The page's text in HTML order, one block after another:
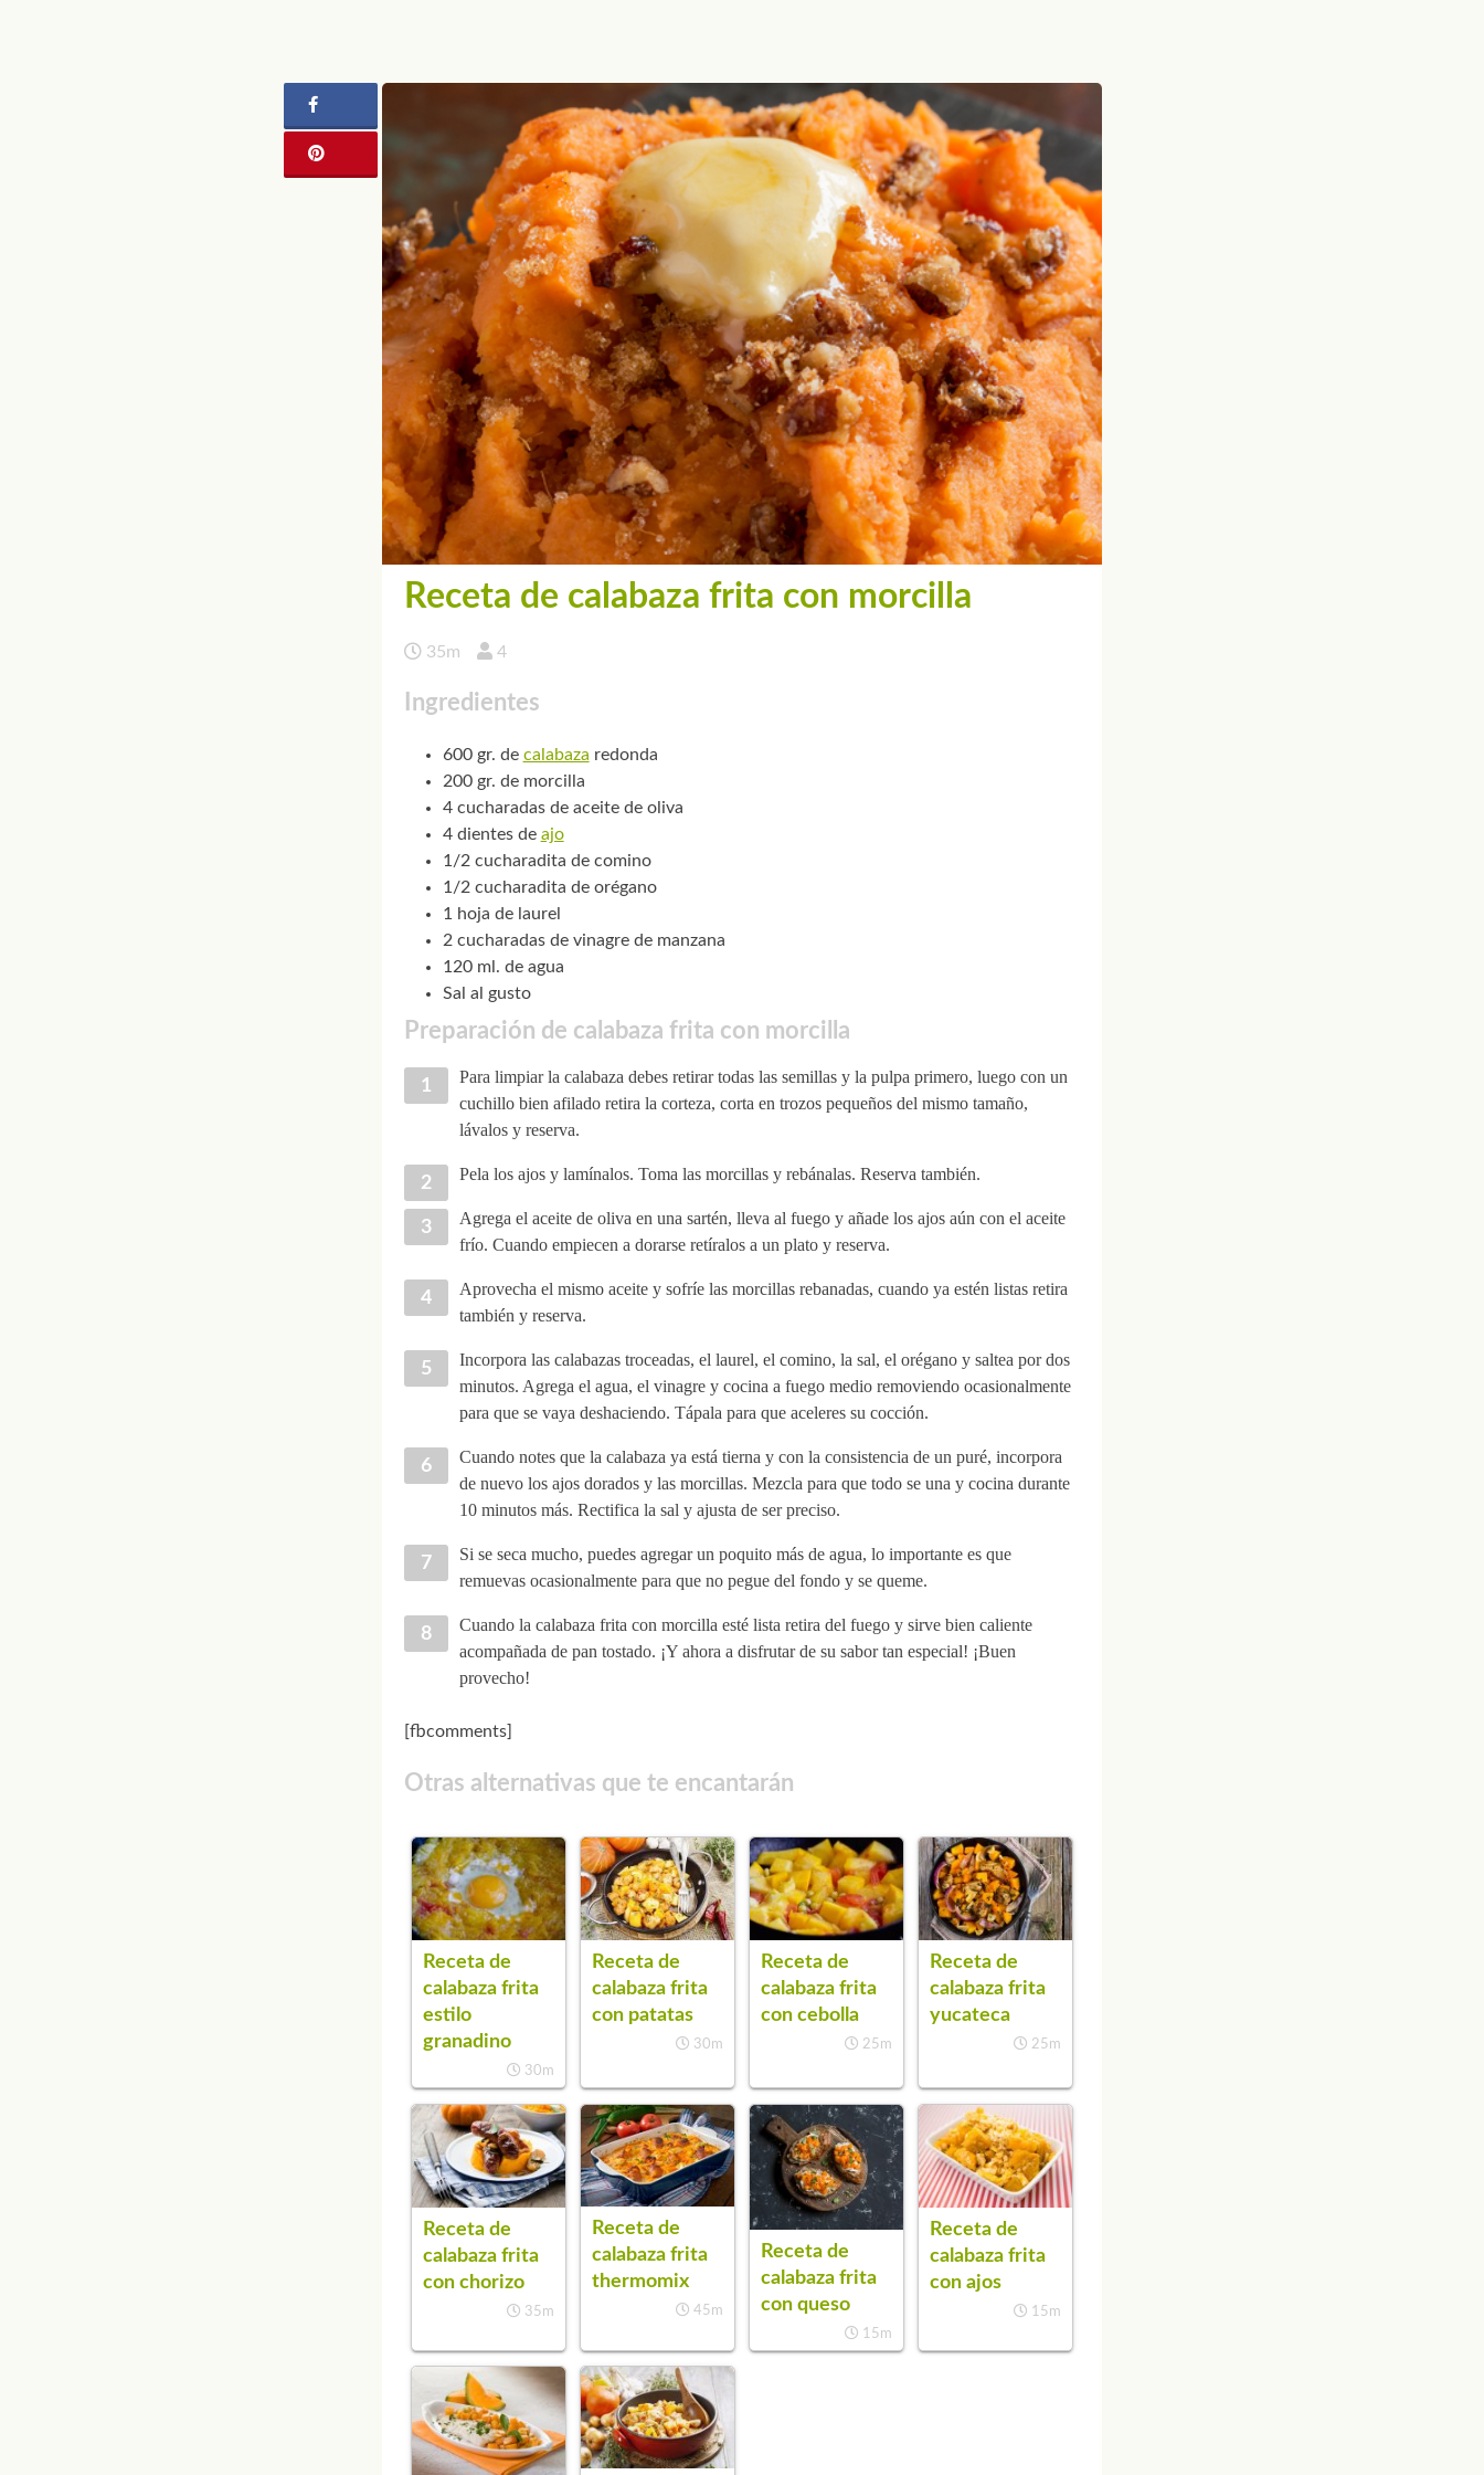
Receta de calabaza frita con morcilla
35m 4
Ingredientes
600 gr. de calabaza redonda
200 gr. de morcilla
4 cucharadas de aceite de oliva
4 dientes de ajo
1/2 cucharadita de comino
1/2 cucharadita de orégano
1 hoja de laurel
2 cucharadas de vinagre de manzana
120 ml. de agua
Sal al gusto
Preparación de calabaza frita con morcilla
Para limpiar la calabaza debes retirar todas las semillas y la pulpa primero, luego con un
cuchillo bien afilado retira la corteza, corta en trozos pequeños del mismo tamaño,
lávalos y reserva.
Pela los ajos y lamínalos. Toma las morcillas y rebánalas. Reserva también.
Agrega el aceite de oliva en una sartén, lleva al fuego y añade los ajos aún con el aceite
frío. Cuando empiecen a dorarse retíralos a un plato y reserva.
Aprovecha el mismo aceite y sofríe las morcillas rebanadas, cuando ya estén listas retira
también y reserva.
Incorpora las calabazas troceadas, el laurel, el comino, la sal, el orégano y saltea por dos
minutos. Agrega el agua, el vinagre y cocina a fuego medio removiendo ocasionalmente
para que se vaya deshaciendo. Tápala para que aceleres su cocción.
Cuando notes que la calabaza ya está tierna y con la consistencia de un puré, incorpora
de nuevo los ajos dorados y las morcillas. Mezcla para que todo se una y cocina durante
10 minutos más. Rectifica la sal y ajusta de ser preciso.
Si se seca mucho, puedes agregar un poquito más de agua, lo importante es que
remuevas ocasionalmente para que no pegue del fondo y se queme.
Cuando la calabaza frita con morcilla esté lista retira del fuego y sirve bien caliente
acompañada de pan tostado. ¡Y ahora a disfrutar de su sabor tan especial! ¡Buen
provecho!
[fbcomments]
Otras alternativas que te encantarán
Receta de
calabaza frita
estilo
granadino
30m
Receta de
calabaza frita
con patatas
30m
Receta de
calabaza frita
con cebolla
25m
Receta de
calabaza frita
yucateca
25m
Receta de
calabaza frita
con chorizo
35m
Receta de
calabaza frita
thermomix
45m
Receta de
calabaza frita
con queso
15m
Receta de
calabaza frita
con ajos
15m